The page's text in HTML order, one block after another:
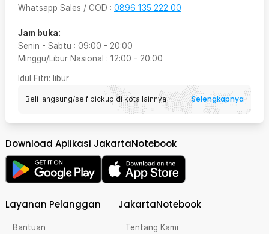
Whatsapp Sales / COD : 0896 135 222 00
Jam buka:
Senin - Sabtu : 09:00 - 20:00
Minggu/Libur Nasional : 12:00 - 20:00
Idul Fitri: libur
Beli langsung/self pickup di kota lainnya Selengkapnya
Download Aplikasi JakartaNotebook
Layanan Pelanggan
Bantuan
JakartaNotebook
Tentang Kami